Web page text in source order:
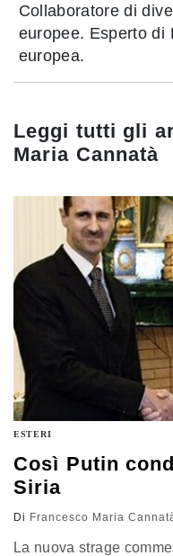
Collaboratore di
europee. Esperto di
europea.
Leggi tutti gli
Maria Cannatà
ESTERI
Così Putin
Siria
Di Francesco Maria
La nuova strage